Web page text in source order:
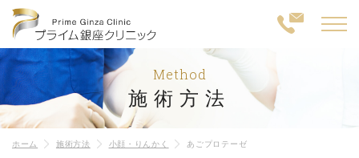
Method
施術方法
ホーム 施術方法 小顔・りんかく あごプロテーゼ